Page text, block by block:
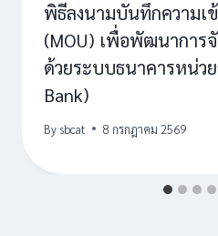
พิธีลงนามบันทึกความเ
(MOU) เพื่อพัฒนาการ
ด้วยระบบธนาคารหน่วย
Bank)
By sbcat 8 กรกฎาคม 2569